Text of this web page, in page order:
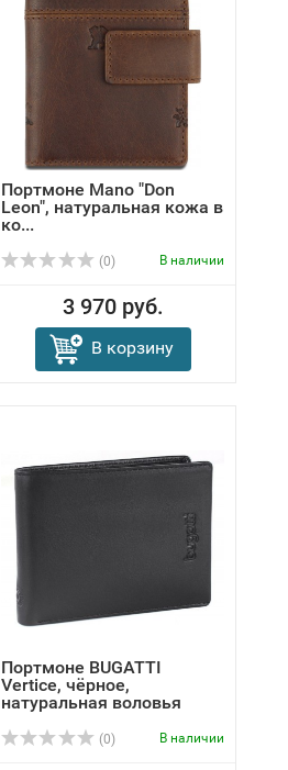
Портмоне Mano "Don
Leon", натуральная кожа в
ко...
(0) В наличии
3 970 руб.
В корзину
Портмоне BUGATTI
Vertice, чёрное,
натуральная воловья
(0) В наличии